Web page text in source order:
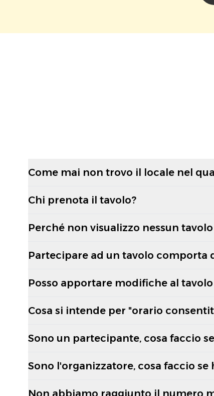
Come mai non trovo il locale nel
Chi prenota il tavolo?
Perché non visualizzo nessun
Partecipare ad un tavolo comporta
Posso apportare modifiche al
Cosa si intende per "orario
Sono un partecipante, cosa faccio
Sono l'organizzatore, cosa faccio
Non abbiamo raggiunto il numero